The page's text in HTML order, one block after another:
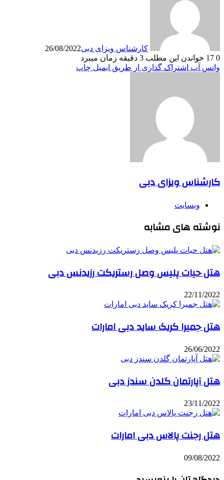
کارشناس ویزای دبی26/08/2022
0
خواندن این مطلب 3 دقیقه زمان میبرد
واتس آپ اشتراک گذاری از طریق ایمیل چاپ
کارشناس ویزای دبی
وبسایت
نوشته های مشابه
هتل حیات پلیس وصل رستریکت رزیدنس دبی
22/11/2022
هتل جمیرا کریک ساید دبی امارات
26/06/2022
هتل آپارتمان گلدن سندز دبی
23/11/2022
هتل رجنت پالاس دبی امارات
09/08/2022